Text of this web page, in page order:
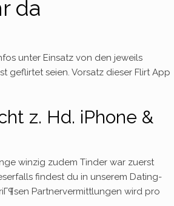
da
unter Einsatz von den jeweils
geflirtet seien. Vorsatz dieser Flirt App
z. Hd. iPhone &
winzig zudem Tinder war zuerst
findest du in unserem Dating-
Partnervermittlungen wird pro